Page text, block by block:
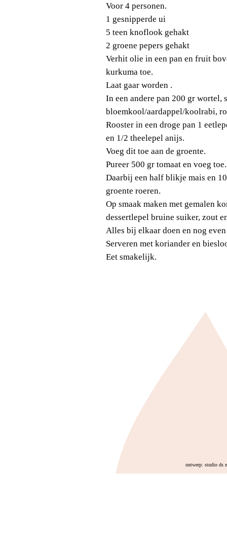
Voor 4 personen.
1 gesnipperde ui
5 teen knoflook gehakt
2 groene pepers gehakt
Verhit olie in een pan en fruit
kurkuma toe.
Laat gaar worden .
In een andere pan 200 gr wortel,
bloemkool/aardappel/koolrabi,
Rooster in een droge pan 1
en 1/2 theelepel anijs.
Voeg dit toe aan de groente.
Pureer 500 gr tomaat en voeg toe.
Daarbij een half blikje mais en
groente roeren.
Op smaak maken met gemalen
dessertlepel bruine suiker, zout
Alles bij elkaar doen en nog
Serveren met koriander en
Eet smakelijk.
ontwerp: studio ds